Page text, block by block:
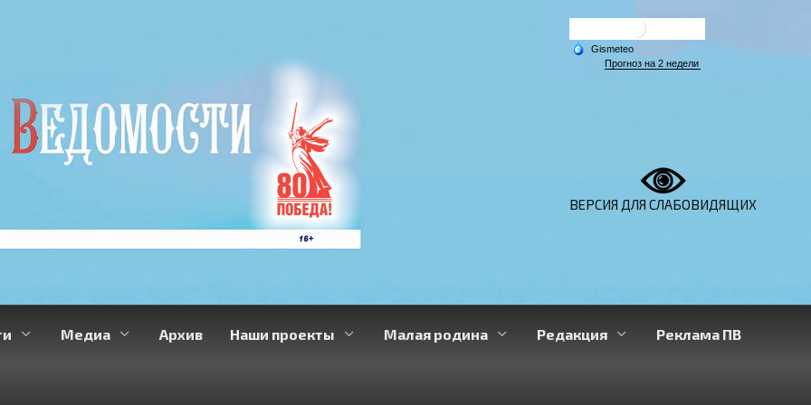
ВЕРСИЯ ДЛЯ СЛАБОВИДЯЩИХ
Медиа Архив Наши проекты Малая родина Редакция Реклама ПВ